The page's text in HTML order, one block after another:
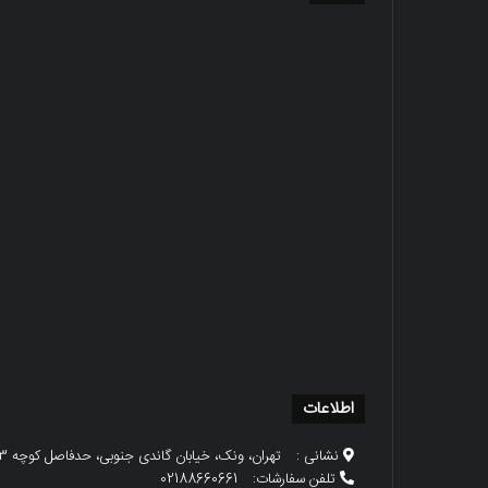
اطلاعات
نشانی :
تهران، ونک، خیابان گاندی جنوبی، حدفاصل کوچه 23 و 25، پلاک 79
تلفن سفارشات:
02188660661